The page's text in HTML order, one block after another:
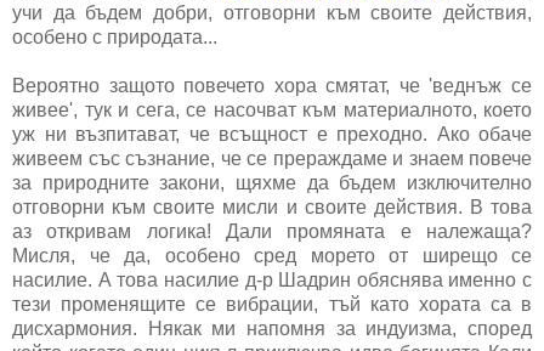
учи да бъдем добри, отговорни към своите действия,
особено с природата...
Вероятно защото повечето хора смятат, че 'веднъж се
живее', тук и сега, се насочват към материалното, което
уж ни възпитават, че всъщност е преходно. Ако обаче
живеем със съзнание, че се прераждаме и знаем повече
за природните закони, щяхме да бъдем изключително
отговорни към своите мисли и своите действия. В това
аз откривам логика! Дали промяната е належаща?
Мисля, че да, особено сред морето от ширещо се
насилие. А това насилие д-р Шадрин обяснява именно с
тези променящите се вибрации, тъй като хората са в
дисхармония. Някак ми напомня за индуизма, според